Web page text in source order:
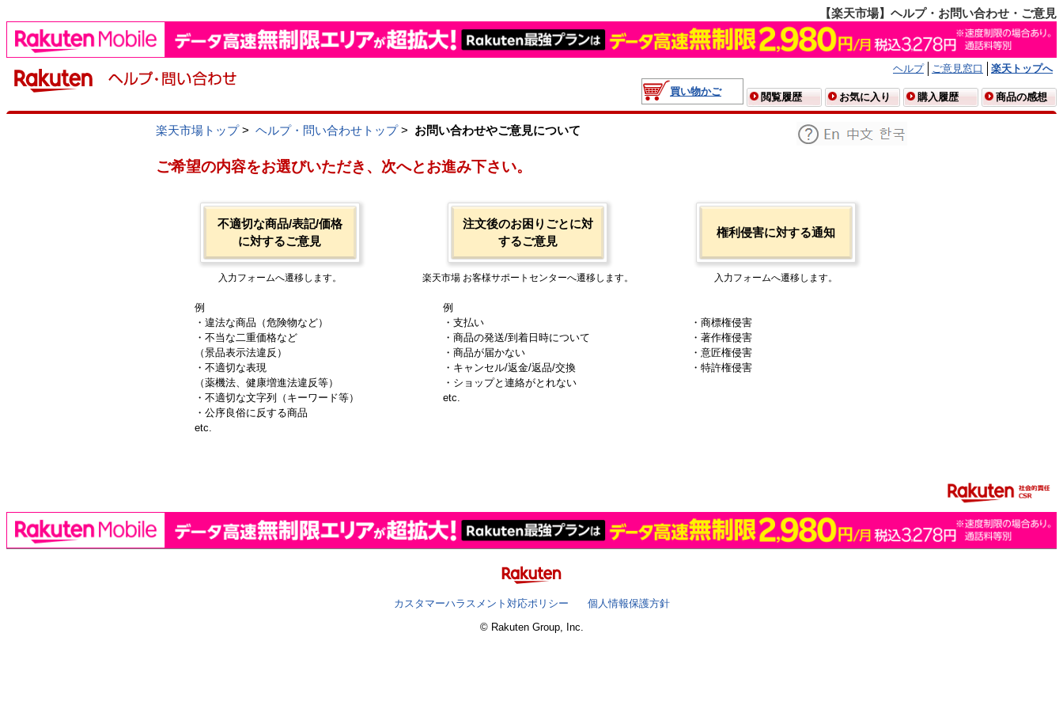
【楽天市場】ヘルプ・お問い合わせ・ご意見
ヘルプ ご意見窓口
楽天トップへ
買い物かご
閲覧履歴 お気に入り 購入履歴 商品の感想
楽天市場トップ> ヘルプ・問い合わせトップ> お問い合わせやご意見について
ご希望の内容をお選びいただき、次へとお進み下さい。
不適切な商品/表記/価格
に対するご意見
入力フォームへ遷移します。
例
・違法な商品（危険物など）
・不当な二重価格など
（景品表示法違反）
・不適切な表現
（薬機法、健康増進法違反等）
・不適切な文字列（キーワード等）
・公序良俗に反する商品
etc.
注文後のお困りごとに対
するご意見
楽天市場 お客様サポートセンターへ遷移します。
例
・支払い
・商品の発送/到着日時について
・商品が届かない
・キャンセル/返金/返品/交換
・ショップと連絡がとれない
etc.
権利侵害に対する通知
入力フォームへ遷移します。
・商標権侵害
・著作権侵害
・意匠権侵害
・特許権侵害
カスタマーハラスメント対応ポリシー
個人情報保護方針
© Rakuten Group, Inc.